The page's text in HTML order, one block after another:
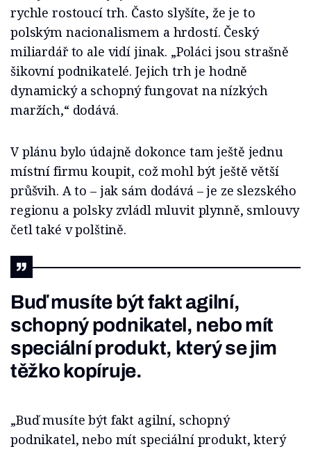
rychle rostoucí trh. Často slyšíte, že je to
polským nacionalismem a hrdostí. Český
miliardář to ale vidí jinak. „Poláci jsou strašně
šikovní podnikatelé. Jejich trh je hodně
dynamický a schopný fungovat na nízkých
maržích,“ dodává.
V plánu bylo údajně dokonce tam ještě jednu
místní firmu koupit, což mohl být ještě větší
průšvih. A to – jak sám dodává – je ze slezského
regionu a polsky zvládl mluvit plynně, smlouvy
četl také v polštině.
Buď musíte být fakt agilní,
schopný podnikatel, nebo mít
speciální produkt, který se jim
těžko kopíruje.
„Buď musíte být fakt agilní, schopný
podnikatel, nebo mít speciální produkt, který